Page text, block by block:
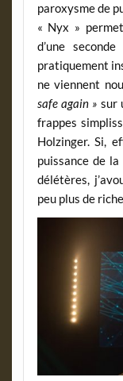
paroxysme de
« Nyx »
d’une
pratiquement
ne viennent
safe again » sur
frappes
Holzinger. Si,
puissance de
délétères,
peu plus de